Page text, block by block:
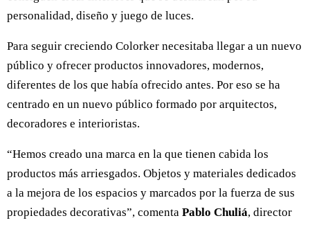
personalidad, diseño y juego de luces.
Para seguir creciendo Colorker necesitaba llegar a un nuevo
público y ofrecer productos innovadores, modernos,
diferentes de los que había ofrecido antes. Por eso se ha
centrado en un nuevo público formado por arquitectos,
decoradores e interioristas.
“Hemos creado una marca en la que tienen cabida los
productos más arriesgados. Objetos y materiales dedicados
a la mejora de los espacios y marcados por la fuerza de sus
propiedades decorativas”, comenta Pablo Chuliá, director